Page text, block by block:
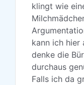
klingt wie
kann ich hier
denke die
durchaus
Falls ich da